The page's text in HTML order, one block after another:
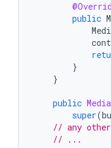
public
}
}
public
super(
// any
// ...